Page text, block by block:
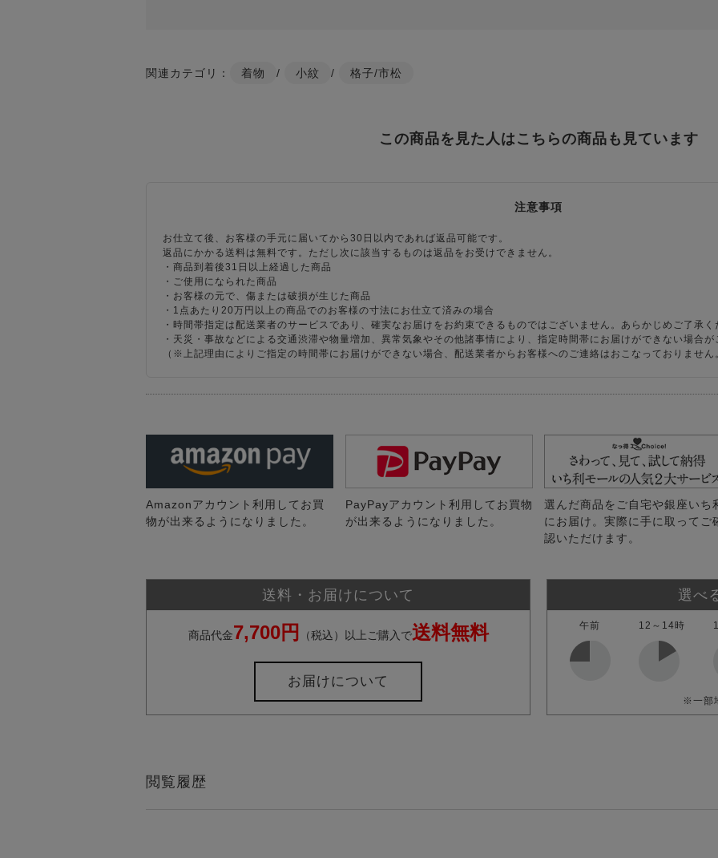
関連カテゴリ： 着物 / 小紋 / 格子/市松
この商品を見た人はこちらの商品も見ています
注意事項
お仕立て後、お客様の手元に届いてから30日以内であれば返品可能です。
返品にかかる送料は無料です。ただし次に該当するものは返品をお受けできません。
・商品到着後31日以上経過した商品
・ご使用になられた商品
・お客様の元で、傷または破損が生じた商品
・1点あたり20万円以上の商品でのお客様の寸法にお仕立て済みの場合
・時間帯指定は配送業者のサービスであり、確実なお届けをお約束できるものではございません。あらかじめご了承く
・天災・事故などによる交通渋滞や物量増加、異常気象やその他諸事情により、指定時間帯にお届けができない場合
（※上記理由によりご指定の時間帯にお届けができない場合、配送業者からお客様へのご連絡はおこなっておりません
Amazonアカウント利用してお買
物が出来るようになりました。
PayPayアカウント利用してお買物
が出来るようになりました。
選んだ商品をご自宅や銀座いち
にお届け。実際に手に取ってご
認いただけます。
送料・お届けについて
商品代金7,700円 （税込）以上ご購入で送料無料
お届けについて
選べ
午前 12～14時
※一部
閲覧履歴